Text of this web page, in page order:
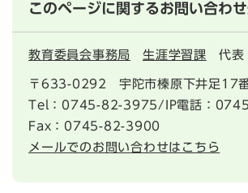
このページに関するお問い合わ
教育委員会事務局 生涯学習課 代表
〒633-0292
宇陀市榛原下井足
Tel：0745-82-3975/IP電話：
Fax：0745-82-3900
メールでのお問い合わせはこちら